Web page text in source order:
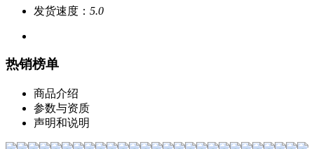
发货速度： 5.0
热销榜单
商品介绍
参数与资质
声明和说明